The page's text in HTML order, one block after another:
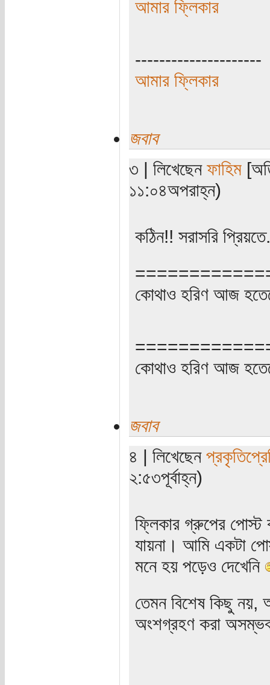
আমার ফ্লিকার
---------------------
আমার ফ্লিকার
জবাব
৩ | লিখেছেন ফাহিম
১১:০৪অপরাহ্ন)
কঠিন!! সরাসরি
কোথাও হরিণ আজ
কোথাও হরিণ আজ
জবাব
৪ | লিখেছেন
২:৫৩পূর্বাহ্ন)
ফ্লিকার গ্রুপের পোস্ট
যায়না। আমি একটা
মনে হয় পড়েও দেখেনি
তেমন বিশেষ কিছু
অংশগ্রহণ করা